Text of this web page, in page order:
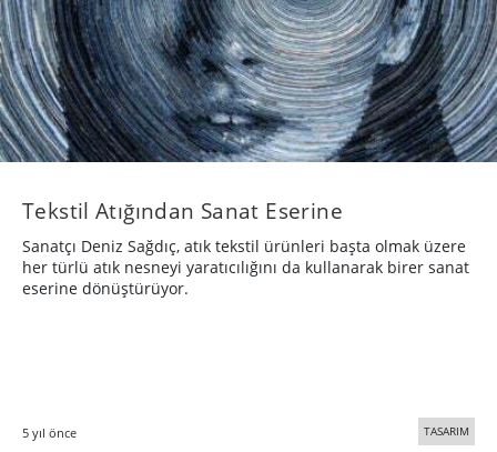
Tekstil Atığından Sanat Eserine
Sanatçı Deniz Sağdıç, atık tekstil ürünleri başta olmak üzere
her türlü atık nesneyi yaratıcılığını da kullanarak birer sanat
eserine dönüştürüyor.
5 yıl önce TASARIM